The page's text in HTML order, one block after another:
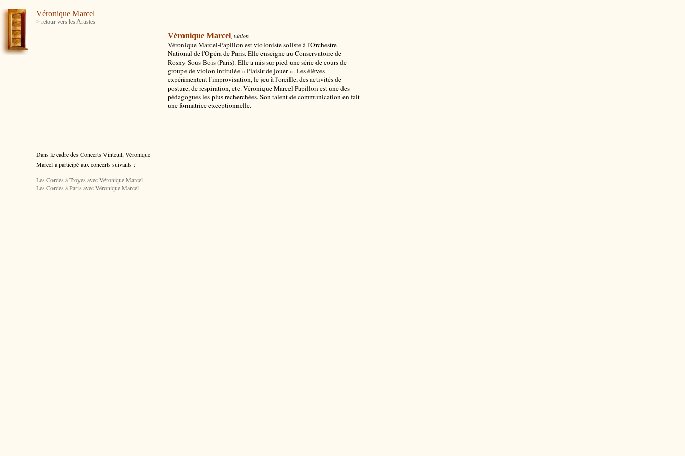
Véronique Marcel
> retour vers les Artistes
Véronique Marcel , violon
Véronique Marcel-Papillon est violoniste soliste à l'Orchestre
National de l'Opéra de Paris. Elle enseigne au Conservatoire de
Rosny-Sous-Bois (Paris). Elle a mis sur pied une série de cours de
groupe de violon intitulée « Plaisir de jouer ». Les élèves
expérimentent l'improvisation, le jeu à l'oreille, des activités de
posture, de respiration, etc. Véronique Marcel Papillon est une des
pédagogues les plus recherchées. Son talent de communication en fait
une formatrice exceptionnelle.
Dans le cadre des Concerts Vinteuil, Véronique
Marcela participé aux concerts suivants :
Les Cordes à Troyes avec Véronique Marcel
Les Cordes à Paris avec Véronique Marcel